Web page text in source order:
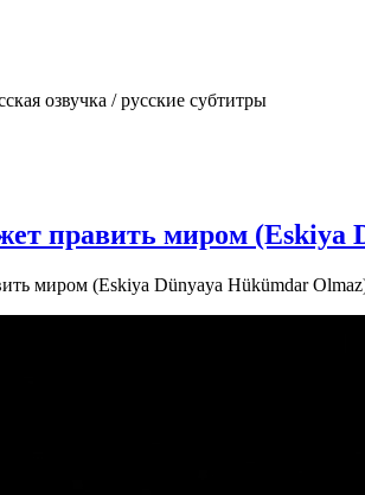
озвучка / русские субтитры
править миром (Eskiya
миром (Eskiya Dünyaya Hükümdar